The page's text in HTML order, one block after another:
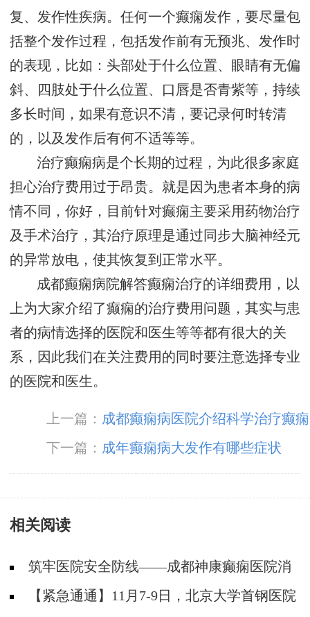
复、发作性疾病。任何一个癫痫发作，要尽量包
括整个发作过程，包括发作前有无预兆、发作时
的表现，比如：头部处于什么位置、眼睛有无偏
斜、四肢处于什么位置、口唇是否青紫等，持续
多长时间，如果有意识不清，要记录何时转清
的，以及发作后有何不适等等。
治疗癫痫病是个长期的过程，为此很多家庭
担心治疗费用过于昂贵。就是因为患者本身的病
情不同，你好，目前针对癫痫主要采用药物治疗
及手术治疗，其治疗原理是通过同步大脑神经元
的异常放电，使其恢复到正常水平。
成都癫痫病院解答癫痫治疗的详细费用，以
上为大家介绍了癫痫的治疗费用问题，其实与患
者的病情选择的医院和医生等等都有很大的关
系，因此我们在关注费用的同时要注意选择专业
的医院和医生。
上一篇： 成都癫痫病医院介绍科学治疗癫痫
的方法下一篇： 成年癫痫病大发作有哪些症状
相关阅读
筑牢医院安全防线——成都神康癫痫医院消
防安全培训纪实
【紧急通通】11月7-9日，北京大学首钢医院